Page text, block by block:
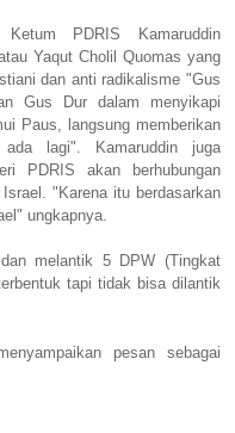
PDRIS Kamaruddin
Yaqut Cholil Quomas yang
dan anti radikalisme "Gus
Gus Dur dalam menyikapi
Paus, langsung memberikan
lagi". Kamaruddin juga
PDRIS akan berhubungan
"Karena itu berdasarkan
ungkapnya.
melantik 5 DPW (Tingkat
tapi tidak bisa dilantik
pesan sebagai